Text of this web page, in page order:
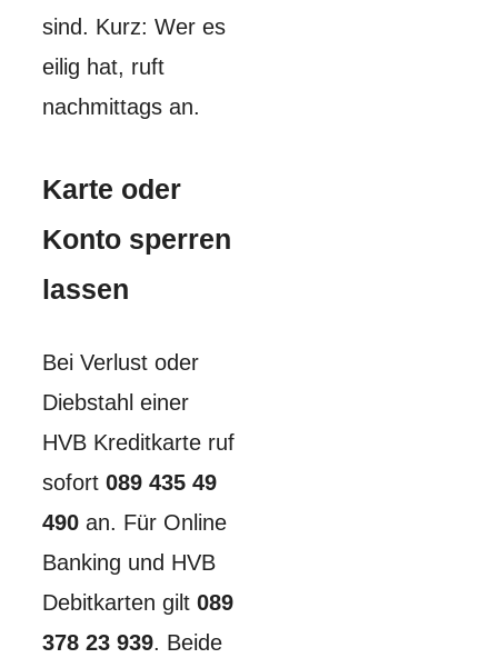
sind. Kurz: Wer es
eilig hat, ruft
nachmittags an.
Karte oder
Konto sperren
lassen
Bei Verlust oder
Diebstahl einer
HVB Kreditkarte ruf
sofort 089 435 49
490 an. Für Online
Banking und HVB
Debitkarten gilt 089
378 23 939. Beide